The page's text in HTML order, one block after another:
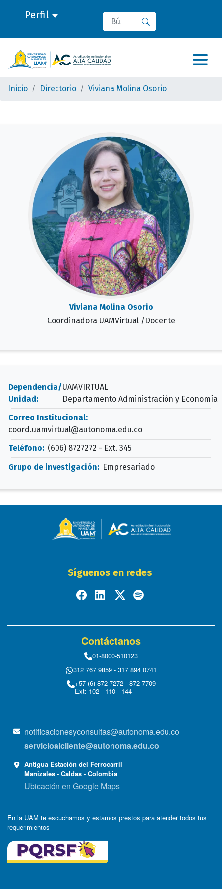
Perfil Buscar
Inicio Directorio Viviana Molina Osorio
Viviana Molina Osorio
Coordinadora UAMVirtual /Docente
Dependencia/
Unidad:
UAMVIRTUAL
Departamento Administración y Economía
Correo Institucional:
coord.uamvirtual@autonoma.edu.co
Teléfono: (606) 8727272 - Ext. 345
Grupo de investigación: Empresariado
Síguenos en redes
Contáctanos
01-8000-510123
312 767 9859 - 317 894 0741
+57 (6) 872 7272 - 872 7709
Ext: 102 - 110 - 144
notificacionesyconsultas@autonoma.edu.co
servicioalcliente@autonoma.edu.co
Antigua Estación del Ferrocarril
Manizales - Caldas - Colombia
Ubicación en Google Maps
En la UAM te escuchamos y estamos prestos para atender todos tus
requerimientos